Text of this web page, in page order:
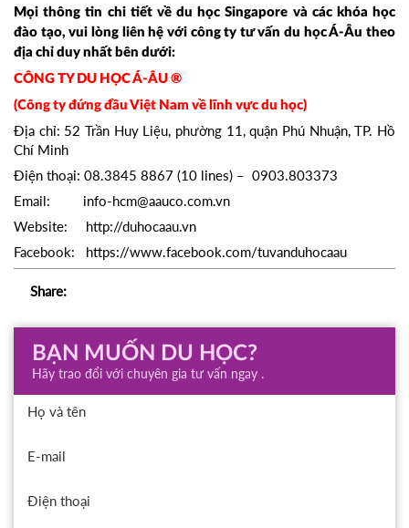
Mọi thông tin chi tiết về du học Singapore và các khóa học
đào tạo, vui lòng liên hệ với công ty tư vấn du học Á-Âu theo
địa chỉ duy nhất bên dưới:
CÔNG TY DU HỌC Á-ÂU ®
(Công ty đứng đầu Việt Nam về lĩnh vực du học)
Địa chỉ: 52 Trần Huy Liệu, phường 11, quận Phú Nhuận, TP. Hồ
Chí Minh
Điện thoại: 08.3845 8867 (10 lines) – 0903.803373
Email: info-hcm@aauco.com.vn
Website: http://duhocaau.vn
Facebook: https://www.facebook.com/tuvanduhocaau
Share:
BẠN MUỐN DU HỌC?
Hãy trao đổi với chuyên gia tư vấn ngay .
Họ và tên
E-mail
Điện thoại